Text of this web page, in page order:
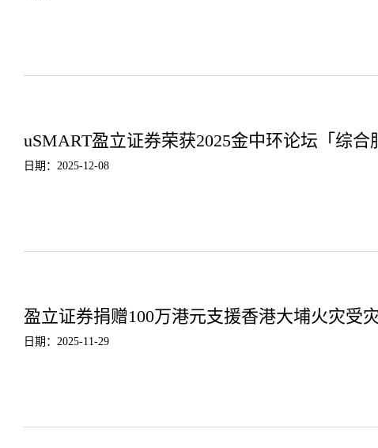
uSMART盈立证券荣获2025金中环论坛「综合
日期：2025-12-08
盈立证券捐赠100万港元支援香港大埔火灾受
日期：2025-11-29